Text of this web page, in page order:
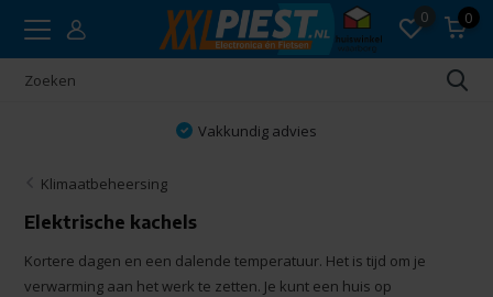
0 0
Vakkundig advies
Klimaatbeheersing
Elektrische kachels
Kortere dagen en een dalende temperatuur. Het is tijd om je
verwarming aan het werk te zetten. Je kunt een huis op